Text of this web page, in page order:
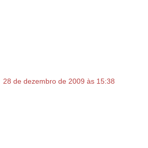
28 de dezembro de 2009 às 15:38